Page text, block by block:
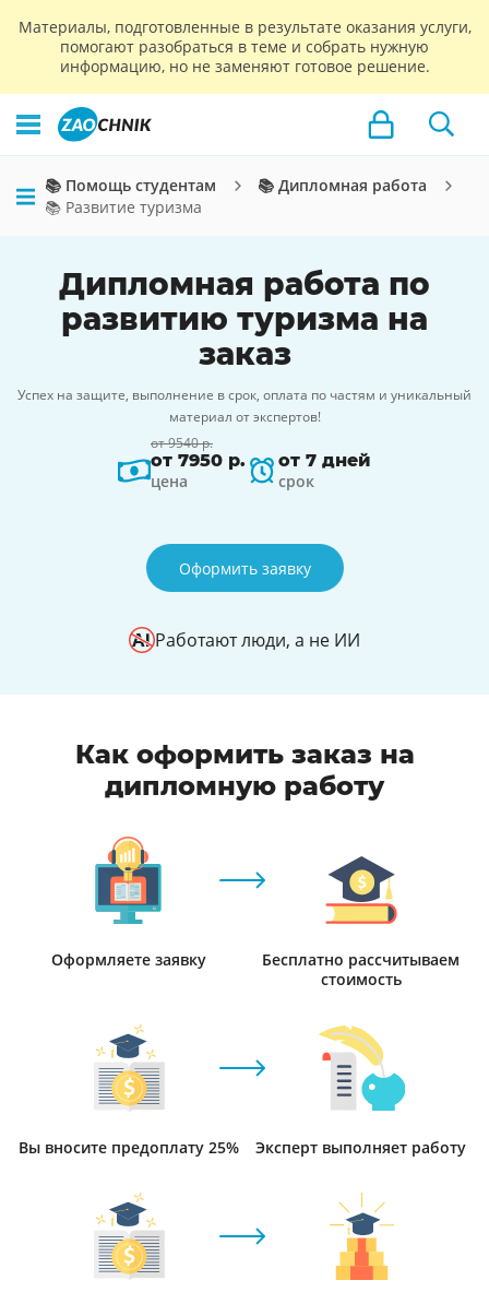
Материалы, подготовленные в результате оказания услуги,
помогают разобраться в теме и собрать нужную
информацию, но не заменяют готовое решение.
📚 Помощь студентам
📚 Дипломная работа
📚 Развитие туризма
Дипломная работа по
развитию туризма на
заказ
Успех на защите, выполнение в срок, оплата по частям и уникальный
материал от экспертов!
от 9540 р.
от 7950 р.
цена
от 7 дней
срок
Оформить заявку
Работают люди, а не ИИ
Как оформить заказ на
дипломную работу
Оформляете заявку
Бесплатно рассчитываем
стоимость
Вы вносите предоплату 25% Эксперт выполняет работу